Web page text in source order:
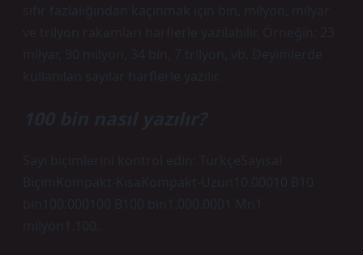
sıfır fazlalığından kaçınmak için bin, milyon, milyar
ve trilyon rakamları harflerle yazılabilir. Örneğin: 23
milyar, 90 milyon, 34 bin, 7 trilyon, vb. Deyimlerde
kullanılan sayılar harflerle yazılır.
100 bin nasıl yazılır?
Sayı biçimlerini kontrol edin: TürkçeSayısal
BiçimKompakt-KısaKompakt-Uzun10.00010 B10
bin100.000100 B100 bin1.000.0001 Mn1